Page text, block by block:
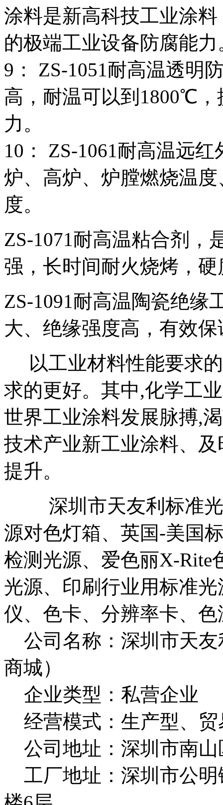
涂料是新高科技工业涂
的极端工业设备防腐能力
9： ZS-1051耐高温透明
高，耐温可以到1800℃
力。
10： ZS-1061耐高温远
炉、高炉、炉膛燃烧温
度。
ZS-1071耐高温粘合剂，
强，长时间耐火烧烤，
ZS-1091耐高温陶瓷绝缘
大、绝缘强度高，有效
以工业材料性能要求
求的更好。其中,化学工
世界工业涂料发展脉搏,
技术产业新工业涂料、
提升。
深圳市天友利标准光
源对色灯箱、英国-美国
检测光源、爱色丽X-Rite
光源、印刷行业用标准
仪、色卡、分辨率卡、
公司名称：深圳市天友
商城）
企业类型：私营企业
经营模式：生产型、贸
公司地址：深圳市
工厂地址：深圳市公明